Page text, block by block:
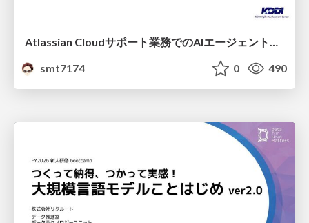
smt7174
0 490